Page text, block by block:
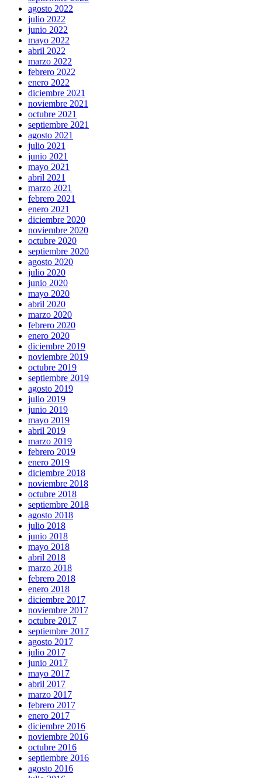
agosto 2022
julio 2022
junio 2022
mayo 2022
abril 2022
marzo 2022
febrero 2022
enero 2022
diciembre 2021
noviembre 2021
octubre 2021
septiembre 2021
agosto 2021
julio 2021
junio 2021
mayo 2021
abril 2021
marzo 2021
febrero 2021
enero 2021
diciembre 2020
noviembre 2020
octubre 2020
septiembre 2020
agosto 2020
julio 2020
junio 2020
mayo 2020
abril 2020
marzo 2020
febrero 2020
enero 2020
diciembre 2019
noviembre 2019
octubre 2019
septiembre 2019
agosto 2019
julio 2019
junio 2019
mayo 2019
abril 2019
marzo 2019
febrero 2019
enero 2019
diciembre 2018
noviembre 2018
octubre 2018
septiembre 2018
agosto 2018
julio 2018
junio 2018
mayo 2018
abril 2018
marzo 2018
febrero 2018
enero 2018
diciembre 2017
noviembre 2017
octubre 2017
septiembre 2017
agosto 2017
julio 2017
junio 2017
mayo 2017
abril 2017
marzo 2017
febrero 2017
enero 2017
diciembre 2016
noviembre 2016
octubre 2016
septiembre 2016
agosto 2016